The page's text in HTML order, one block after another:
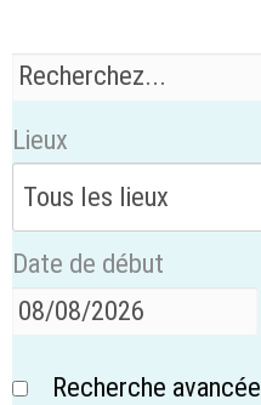
Lieux
Date de début
Recherche avancée